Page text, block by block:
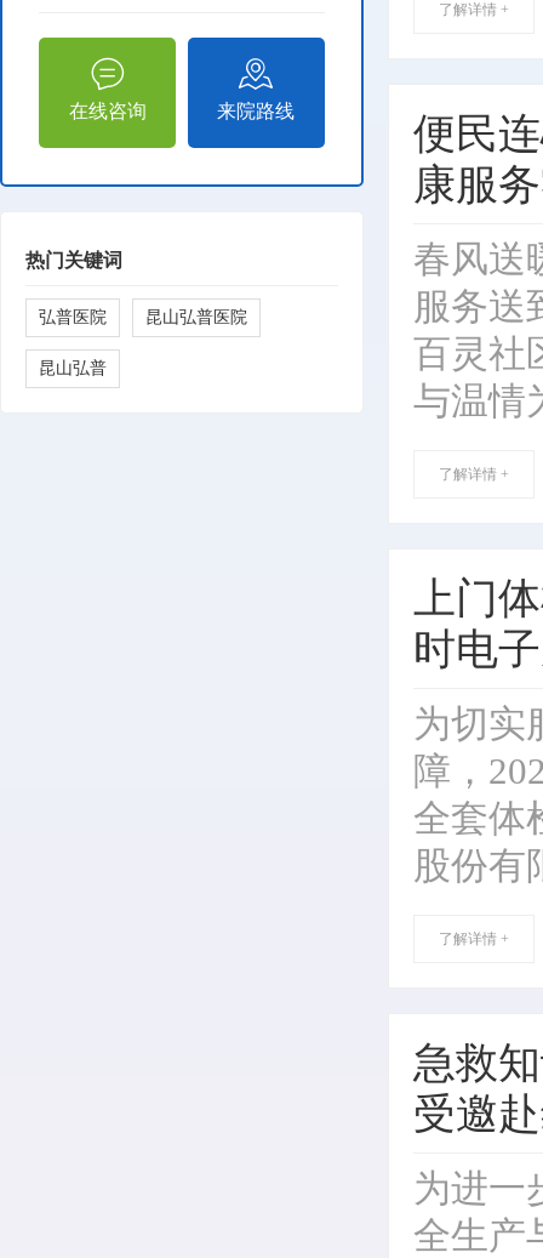
了解详情 +
便民
康服
春风送
服务送
百灵社
与温情
了解详情 +
上门
时电
为切实
障，
全套体
股份有
了解详情 +
急救
受邀
为进一
全生产
在线咨询 来院路线
热门关键词
弘普医院 昆山弘普医院
昆山弘普